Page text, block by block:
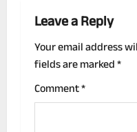
n
a
v
i
Leave a Reply
Your email address
fields are marked*
Comment*